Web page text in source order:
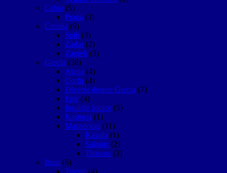
Cehia (5)
Praga (3)
Croatia (9)
Split (3)
Zadar (2)
Zagreb (3)
Grecia (38)
Atena (4)
Corfu (4)
Diverse despre Grecia (7)
Epir (4)
Insulele Ionice (5)
Kastoria (1)
Macedonia (11)
Kavala (1)
Salonic (2)
Thassos (3)
Italia (6)
Trieste (4)